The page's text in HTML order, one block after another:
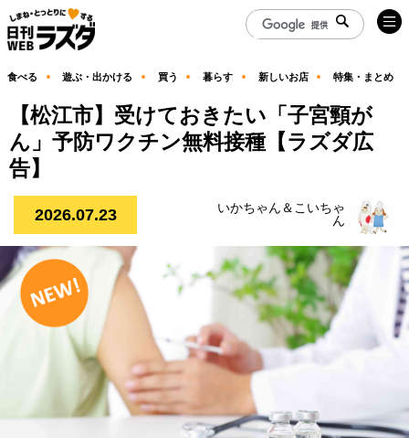
食べる 遊ぶ・出かける 買う 暮らす 新しいお店 特集・まとめ
【松江市】受けておきたい「子宮頸が
ん」予防ワクチン無料接種【ラズダ広
告】
2026.07.23
いかちゃん＆こいちゃ
ん